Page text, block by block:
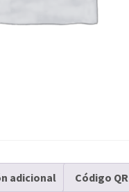
adicional Código QR